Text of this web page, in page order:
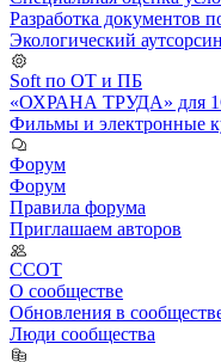
Разработка
Экологический
Soft по ОТ и ПБ
«ОХРАНА ТРУДА» для
Фильмы и электронные
Форум
Форум
Правила форума
Приглашаем авторов
ССОТ
О сообществе
Обновления в
Люди сообщества